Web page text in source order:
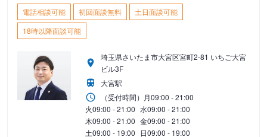
電話相談可能 初回面談無料
土日面談可能
18時以降面談可能
埼玉県さいたま市大宮区宮町2-81 いちご大宮
ビル3F
大宮駅
（受付時間） 月09:00 - 21:00
火09:00 - 21:00 水09:00 - 21:00
木09:00 - 21:00 金09:00 - 21:00
土09:00 - 19:00 日09:00 - 19:00